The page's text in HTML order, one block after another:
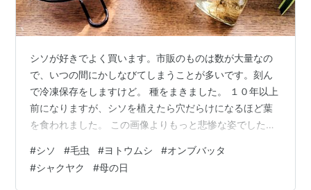
シソが好きでよく買います。市販のものは数が大量なの
で、いつの間にかしなびてしまうことが多いです。刻ん
で冷凍保存をしますけど。 種をまきました。 １０年以上
前になりますが、シソを植えたら穴だらけになるほど葉
を食われました。 この画像よりもっと悲惨な姿でした。
＞ 私の記憶では、犯人は「毛虫」だったと・・・姿を見
たのかな？覚えてない。ヨトウムシ（蛾の幼虫）でしょ
#シソ #毛虫 #ヨトウムシ #オンブバッタ
#シャクヤク #母の日